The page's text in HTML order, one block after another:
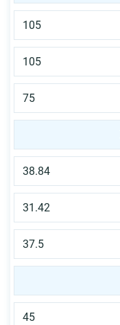
105
105
75
38.84
31.42
37.5
45